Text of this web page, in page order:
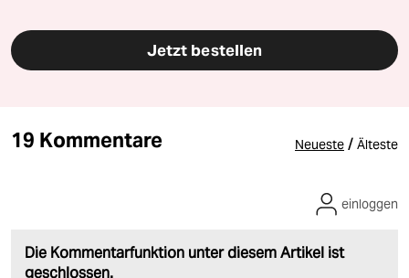
Jetzt bestellen
19 Kommentare Neueste / Älteste
Die Kommentarfunktion unter diesem Artikel ist
geschlossen.
einloggen